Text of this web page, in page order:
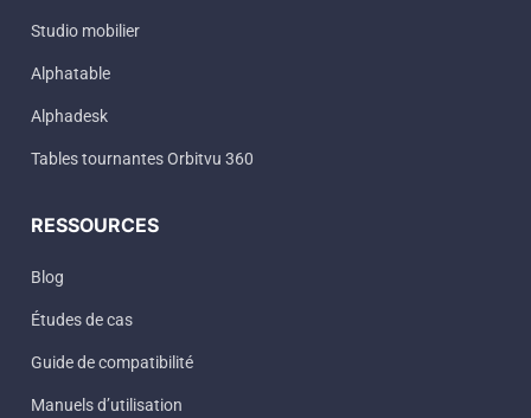
Studio mobilier
Alphatable
Alphadesk
Tables tournantes Orbitvu 360
RESSOURCES
Blog
Études de cas
Guide de compatibilité
Manuels d’utilisation